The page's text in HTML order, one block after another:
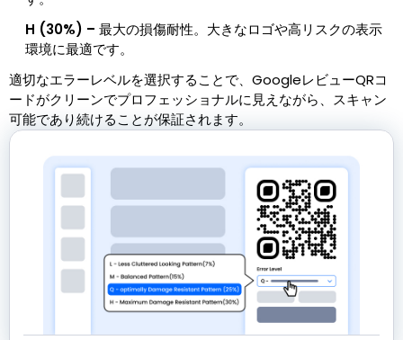
H (30%) – 最大の損傷耐性。大きなロゴや高リスクの表示
環境に最適です。
適切なエラーレベルを選択することで、GoogleレビューQRコ
ードがクリーンでプロフェッショナルに見えながら、スキャン
可能であり続けることが保証されます。